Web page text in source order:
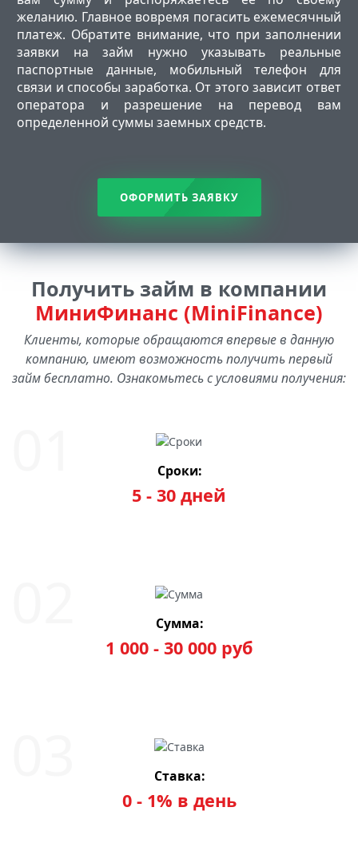
желанию. Главное вовремя погасить ежемесячный
платеж. Обратите внимание, что при заполнении
заявки на займ нужно указывать реальные
паспортные данные, мобильный телефон для
связи и способы заработка. От этого зависит ответ
оператора и разрешение на перевод вам
определенной суммы заемных средств.
ОФОРМИТЬ ЗАЯВКУ
Получить займ в компании
МиниФинанс (MiniFinance)
Клиенты, которые обращаются впервые в данную
компанию, имеют возможность получить первый
займ бесплатно. Ознакомьтесь с условиями получения:
Сроки:
5 - 30 дней
Сумма:
1 000 - 30 000 руб
Ставка:
0 - 1% в день